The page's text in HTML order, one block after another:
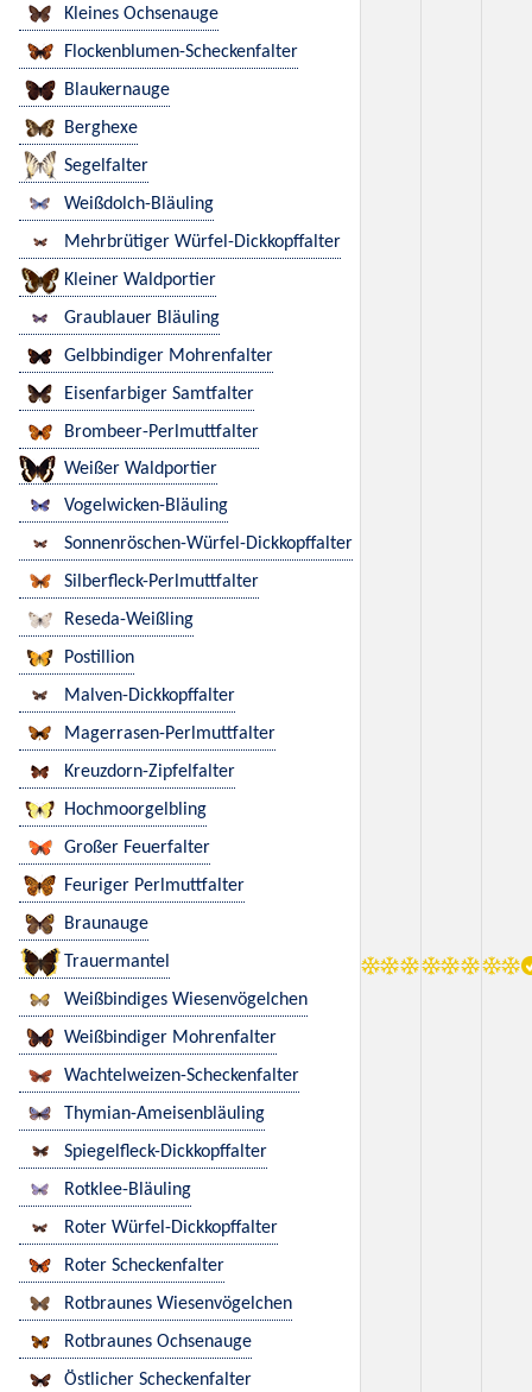
Kleines Ochsenauge
Flockenblumen-Scheckenfalter
Blaukernauge
Berghexe
Segelfalter
Weißdolch-Bläuling
Mehrbrütiger Würfel-Dickkopffalter
Kleiner Waldportier
Graublauer Bläuling
Gelbbindiger Mohrenfalter
Eisenfarbiger Samtfalter
Brombeer-Perlmuttfalter
Weißer Waldportier
Vogelwicken-Bläuling
Sonnenröschen-Würfel-Dickkopffalter
Silberfleck-Perlmuttfalter
Reseda-Weißling
Postillion
Malven-Dickkopffalter
Magerrasen-Perlmuttfalter
Kreuzdorn-Zipfelfalter
Hochmoorgelbling
Großer Feuerfalter
Feuriger Perlmuttfalter
Braunauge
Trauermantel
Weißbindiges Wiesenvögelchen
Weißbindiger Mohrenfalter
Wachtelweizen-Scheckenfalter
Thymian-Ameisenbläuling
Spiegelfleck-Dickkopffalter
Rotklee-Bläuling
Roter Würfel-Dickkopffalter
Roter Scheckenfalter
Rotbraunes Wiesenvögelchen
Rotbraunes Ochsenauge
Östlicher Scheckenfalter